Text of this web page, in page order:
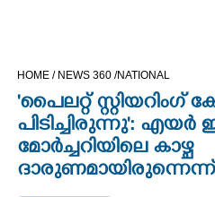
CINEMA
OPINION
PHOTOS
HOME / NEWS 360 /NATIONAL
'പൈലറ്റ് സ്റ്റിയറിംഗ്
പിടിച്ചിരുന്നു':
മോർച്ചറിയിലെ കാഴ്ച